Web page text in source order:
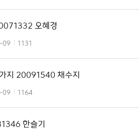
오혜경
09 1131
지 20091540 채수지
09 1164
한슬기